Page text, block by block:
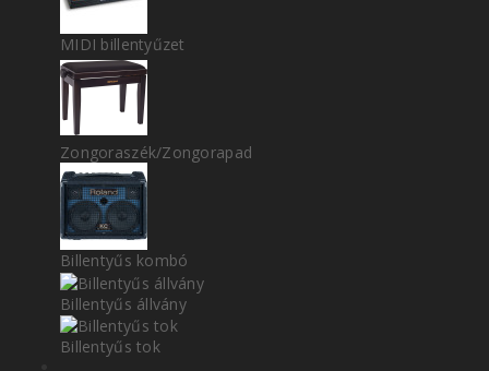
MIDI billentyűzet
Zongoraszék/Zongorapad
Billentyűs kombó
Billentyűs állvány
Billentyűs tok